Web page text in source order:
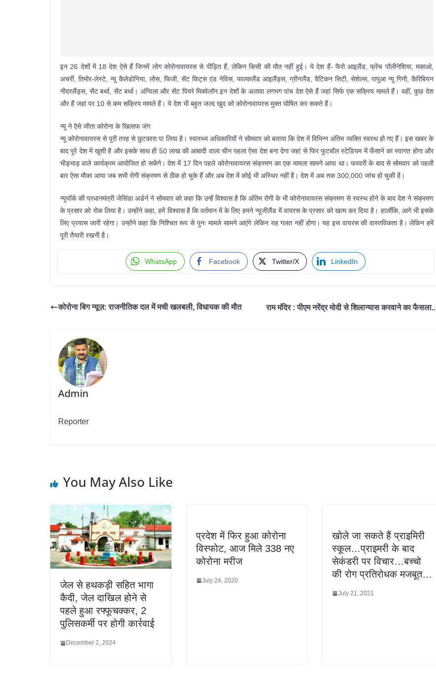
इन 26 देशों में 18 देश ऐसे हैं जिनमें लोग कोरोनावायरस से पीड़ित हैं, लेकिन किसी की मौत नहीं हुई। ये देश हैं- फैरो आइलैंड, फ्रेंच पॉलीनेशिया, मकाओ,
अचर्री, तिमोर-लेस्टे, न्यू कैलेडोनिया, लोस, फिजी, सेंट किट्स एंड नेविस, फाल्कलैंड आइलैंड्स, ग्रीनलैंड, वैटिकन सिटी, सेशेल्स, पापुआ न्यू गिनी, कैरिबियन
नीदरलैंड्स, सेंट बर्था, सेंट बर्था। अंग्विला और सेंट पियरे मिक्वेलॉन.इन देशों के अलावा लगभग पांच देश ऐसे हैं जहां सिर्फ एक सक्रिय मामले हैं। वहीं, कुछ देश
और हैं जहां पर 10 से कम सक्रिय मामले हैं। ये देश भी बहुत जल्द खुद को कोरोनावायरस मुक्त घोषित कर सकते हैं।
न्यू ने ऐसे जीता कोरोना के खिलाफ जंग
न्यू कोरोनावायरस से पूरी तरह से छुटकारा पा लिया है। स्वास्थ्य अधिकारियों ने सोमवार को बताया कि देश में विभिन्न अंतिम व्यक्ति स्वस्थ हो गए हैं। इस खबर के
बाद पूरे देश में खुशी है और इसके साथ ही 50 लाख की आबादी वाला चीन पहला ऐसा देश बना देगा जहां से फिर फुटबॉल स्टेडियम में फँसाने का स्वागत होगा और
भीड़भाड़ वाले कार्यक्रम आयोजित हो सकेंगे। देश में 17 दिन पहले कोरोनावायरस संक्रमण का एक मामला सामने आया था। फरवरी के बाद से सोमवार को पहली
बार ऐसा मौका आया जब सभी रोगी संक्रमण से ठीक हो चुके हैं और अब देश में कोई भी अस्थिर नहीं है। देश में अब तक 300,000 जांच हो चुकी है।
न्यूयॉर्क की प्रधानमंत्री जेसिंडा अर्डर्न ने सोमवार को कहा कि उन्हें विश्वास है कि अंतिम रोगी के भी कोरोनावायरस संक्रमण से स्वस्थ होने के बाद देश ने संक्रमण
के प्रसार को रोक लिया है। उन्होंने कहा, हमें विश्वास है कि वर्तमान में के लिए हमने न्यूजीलैंड में वायरस के प्रसार को खत्म कर दिया है। हालाँकि, आगे भी इसके
लिए प्रयास जारी रहेगा। उन्होंने कहा कि निश्चित रूप से पुनः मामले सामने आएंगे लेकिन यह गलत नहीं होगा। यह इस वायरस की वास्तविकता है। लेकिन हमें
पूरी तैयारी रखनी है।
WhatsApp Facebook Twitter/X LinkedIn
कोरोना बिग न्यूज़: राजनीतिक दल में मची खलबली, विधायक की मौत राम मंदिर : पीएम नरेंद्र मोदी से शिलान्यास करवाने का फैसला..
Admin
Reporter
You May Also Like
जेल से हथकड़ी सहित भागा
कैदी, जेल दाखिल होने से
पहले हुआ रफ्फूचक्कर, 2
पुलिसकर्मी पर होगी कार्रवाई
December 2, 2024
प्रदेश में फिर हुआ कोरोना
विस्फोट, आज मिले 338 नए
कोरोना मरीज
July 24, 2020
खोले जा सकते हैं प्राइमिरी
स्कूल…प्राइमरी के बाद
सेकंडरी पर विचार…बच्चो
की रोग प्रतिरोधक मजबूत…
July 21, 2021